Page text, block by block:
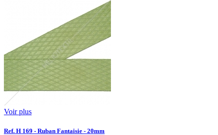
Voir plus
Ref. H 169 - Ruban Fantaisie - 20mm